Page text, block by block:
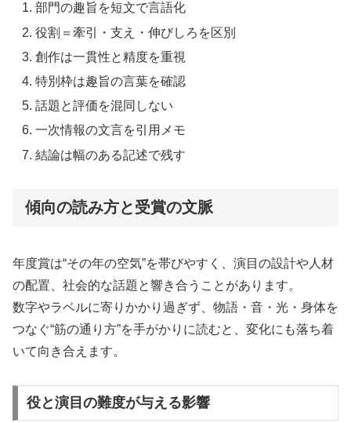
部門の趣旨を短文で言語化
役割＝牽引・支え・伸びしろを区別
創作は一貫性と精度を重視
特別枠は趣旨の言葉を確認
話題と評価を混同しない
一次情報の文言を引用メモ
結論は幅のある記述で残す
傾向の読み方と受賞の文脈
年度賞は“その年の空気”を帯びやすく、演目の設計や人材
の配置、社会的な話題と響き合うことがあります。
数字やラベルに寄りかかり過ぎず、物語・音・光・身体を
つなぐ“筋の通り方”を手がかりに読むと、変化にも落ち着
いて向き合えます。
役と演目の難度が与える影響